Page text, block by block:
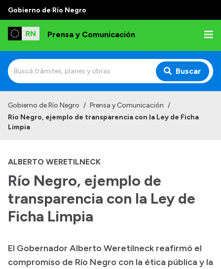
Gobierno de Río Negro
Prensa y Comunicación
Buscar
Institucional
Referentes de prensa
Archivo de noticias
Transparencia
Boletín Oficial
Gobierno de Río Negro / Prensa y Comunicación /
Río Negro, ejemplo de transparencia con la Ley de Ficha
Limpia
ALBERTO WERETILNECK
Río Negro, ejemplo de
transparencia con la Ley de
Ficha Limpia
El Gobernador Alberto Weretilneck reafirmó el
compromiso de Río Negro con la ética pública y la